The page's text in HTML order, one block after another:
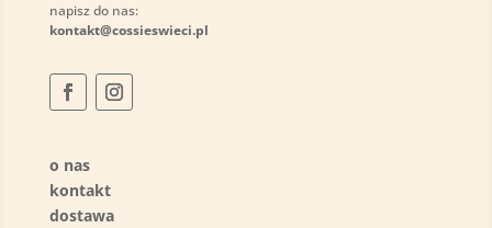
napisz do nas:
kontakt@cossieswieci.pl
o nas
kontakt
dostawa